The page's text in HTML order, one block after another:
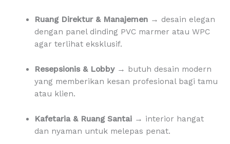
Ruang Direktur & Manajemen→ desain elegan
dengan panel dinding PVC marmer atau WPC
agar terlihat eksklusif.
Resepsionis & Lobby→ butuh desain modern
yang memberikan kesan profesional bagi tamu
atau klien.
Kafetaria & Ruang Santai→ interior hangat
dan nyaman untuk melepas penat.